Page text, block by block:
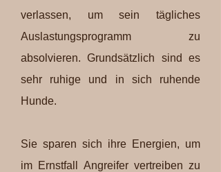
verlassen, um sein tägliches
Auslastungsprogramm zu
absolvieren. Grundsätzlich sind es
sehr ruhige und in sich ruhende
Hunde.
Sie sparen sich ihre Energien, um
im Ernstfall Angreifer vertreiben zu